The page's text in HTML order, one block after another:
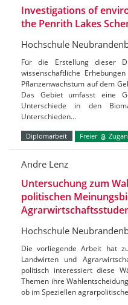
Investigations of
the Penrith Lakes
Hochschule
Für die Erstellung dieser
wissenschaftliche
Pflanzenwachstum auf dem
Das Gebiet umfasst eine
Unterschiede in den
Unterschieden…
Diplomarbeit Freier
Andre Lenz
Untersuchung zum
politischen
Hochschule
Die vorliegende Arbeit hat
Landwirten und
politisch interessiert diese
Themen ihre
ob im Speziellen